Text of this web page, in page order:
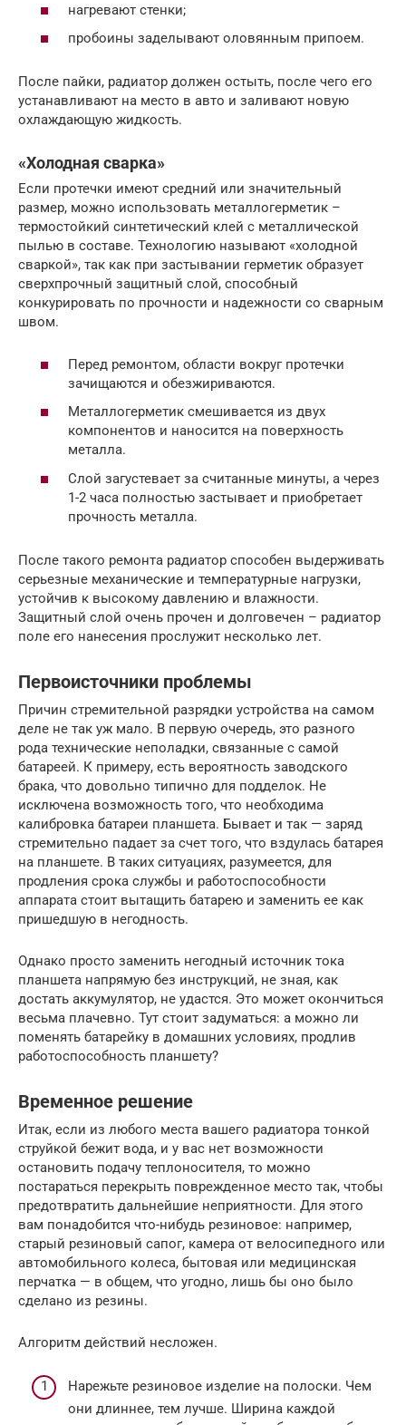
нагревают стенки;
пробоины заделывают оловянным припоем.
После пайки, радиатор должен остыть, после чего его
устанавливают на место в авто и заливают новую
охлаждающую жидкость.
«Холодная сварка»
Если протечки имеют средний или значительный
размер, можно использовать металлогерметик –
термостойкий синтетический клей с металлической
пылью в составе. Технологию называют «холодной
сваркой», так как при застывании герметик образует
сверхпрочный защитный слой, способный
конкурировать по прочности и надежности со сварным
швом.
Перед ремонтом, области вокруг протечки
зачищаются и обезжириваются.
Металлогерметик смешивается из двух
компонентов и наносится на поверхность
металла.
Слой загустевает за считанные минуты, а через
1-2 часа полностью застывает и приобретает
прочность металла.
После такого ремонта радиатор способен выдерживать
серьезные механические и температурные нагрузки,
устойчив к высокому давлению и влажности.
Защитный слой очень прочен и долговечен – радиатор
поле его нанесения прослужит несколько лет.
Первоисточники проблемы
Причин стремительной разрядки устройства на самом
деле не так уж мало. В первую очередь, это разного
рода технические неполадки, связанные с самой
батареей. К примеру, есть вероятность заводского
брака, что довольно типично для подделок. Не
исключена возможность того, что необходима
калибровка батареи планшета. Бывает и так — заряд
стремительно падает за счет того, что вздулась батарея
на планшете. В таких ситуациях, разумеется, для
продления срока службы и работоспособности
аппарата стоит вытащить батарею и заменить ее как
пришедшую в негодность.
Однако просто заменить негодный источник тока
планшета напрямую без инструкций, не зная, как
достать аккумулятор, не удастся. Это может окончиться
весьма плачевно. Тут стоит задуматься: а можно ли
поменять батарейку в домашних условиях, продлив
работоспособность планшету?
Временное решение
Итак, если из любого места вашего радиатора тонкой
струйкой бежит вода, и у вас нет возможности
остановить подачу теплоносителя, то можно
постараться перекрыть поврежденное место так, чтобы
предотвратить дальнейшие неприятности. Для этого
вам понадобится что-нибудь резиновое: например,
старый резиновый сапог, камера от велосипедного или
автомобильного колеса, бытовая или медицинская
перчатка — в общем, что угодно, лишь бы оно было
сделано из резины.
Алгоритм действий несложен.
Нарежьте резиновое изделие на полоски. Чем
они длиннее, тем лучше. Ширина каждой